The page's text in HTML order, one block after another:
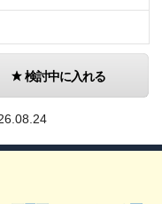
検討中に入れる